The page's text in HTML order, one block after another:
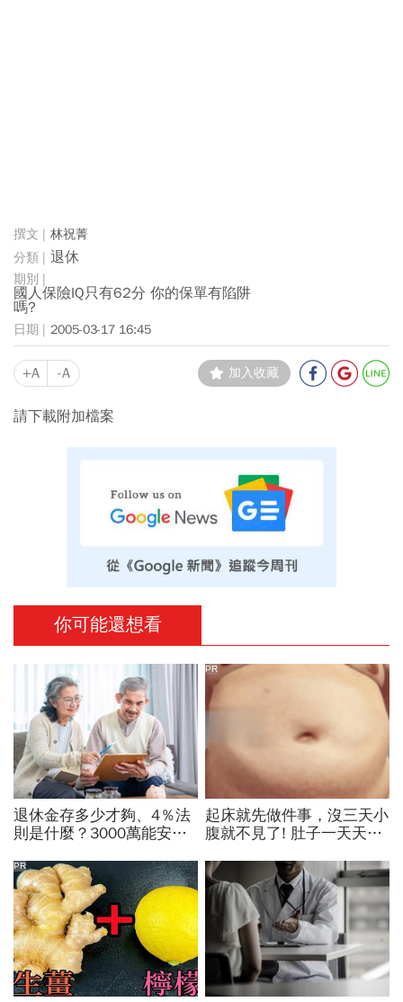
林祝菁
退休
國人保險IQ只有62分 你的保單有陷阱
嗎?
2005-03-17 16:45
+A -A 加入收藏
請下載附加檔案
你可能還想看
退休金存多少才夠、4％法
則是什麼？3000萬能安心
數」燒光老本，1招讓退休
金花更久
起床就先做件事，沒三天小
腹就不見了! 肚子一天天變
PR
PR